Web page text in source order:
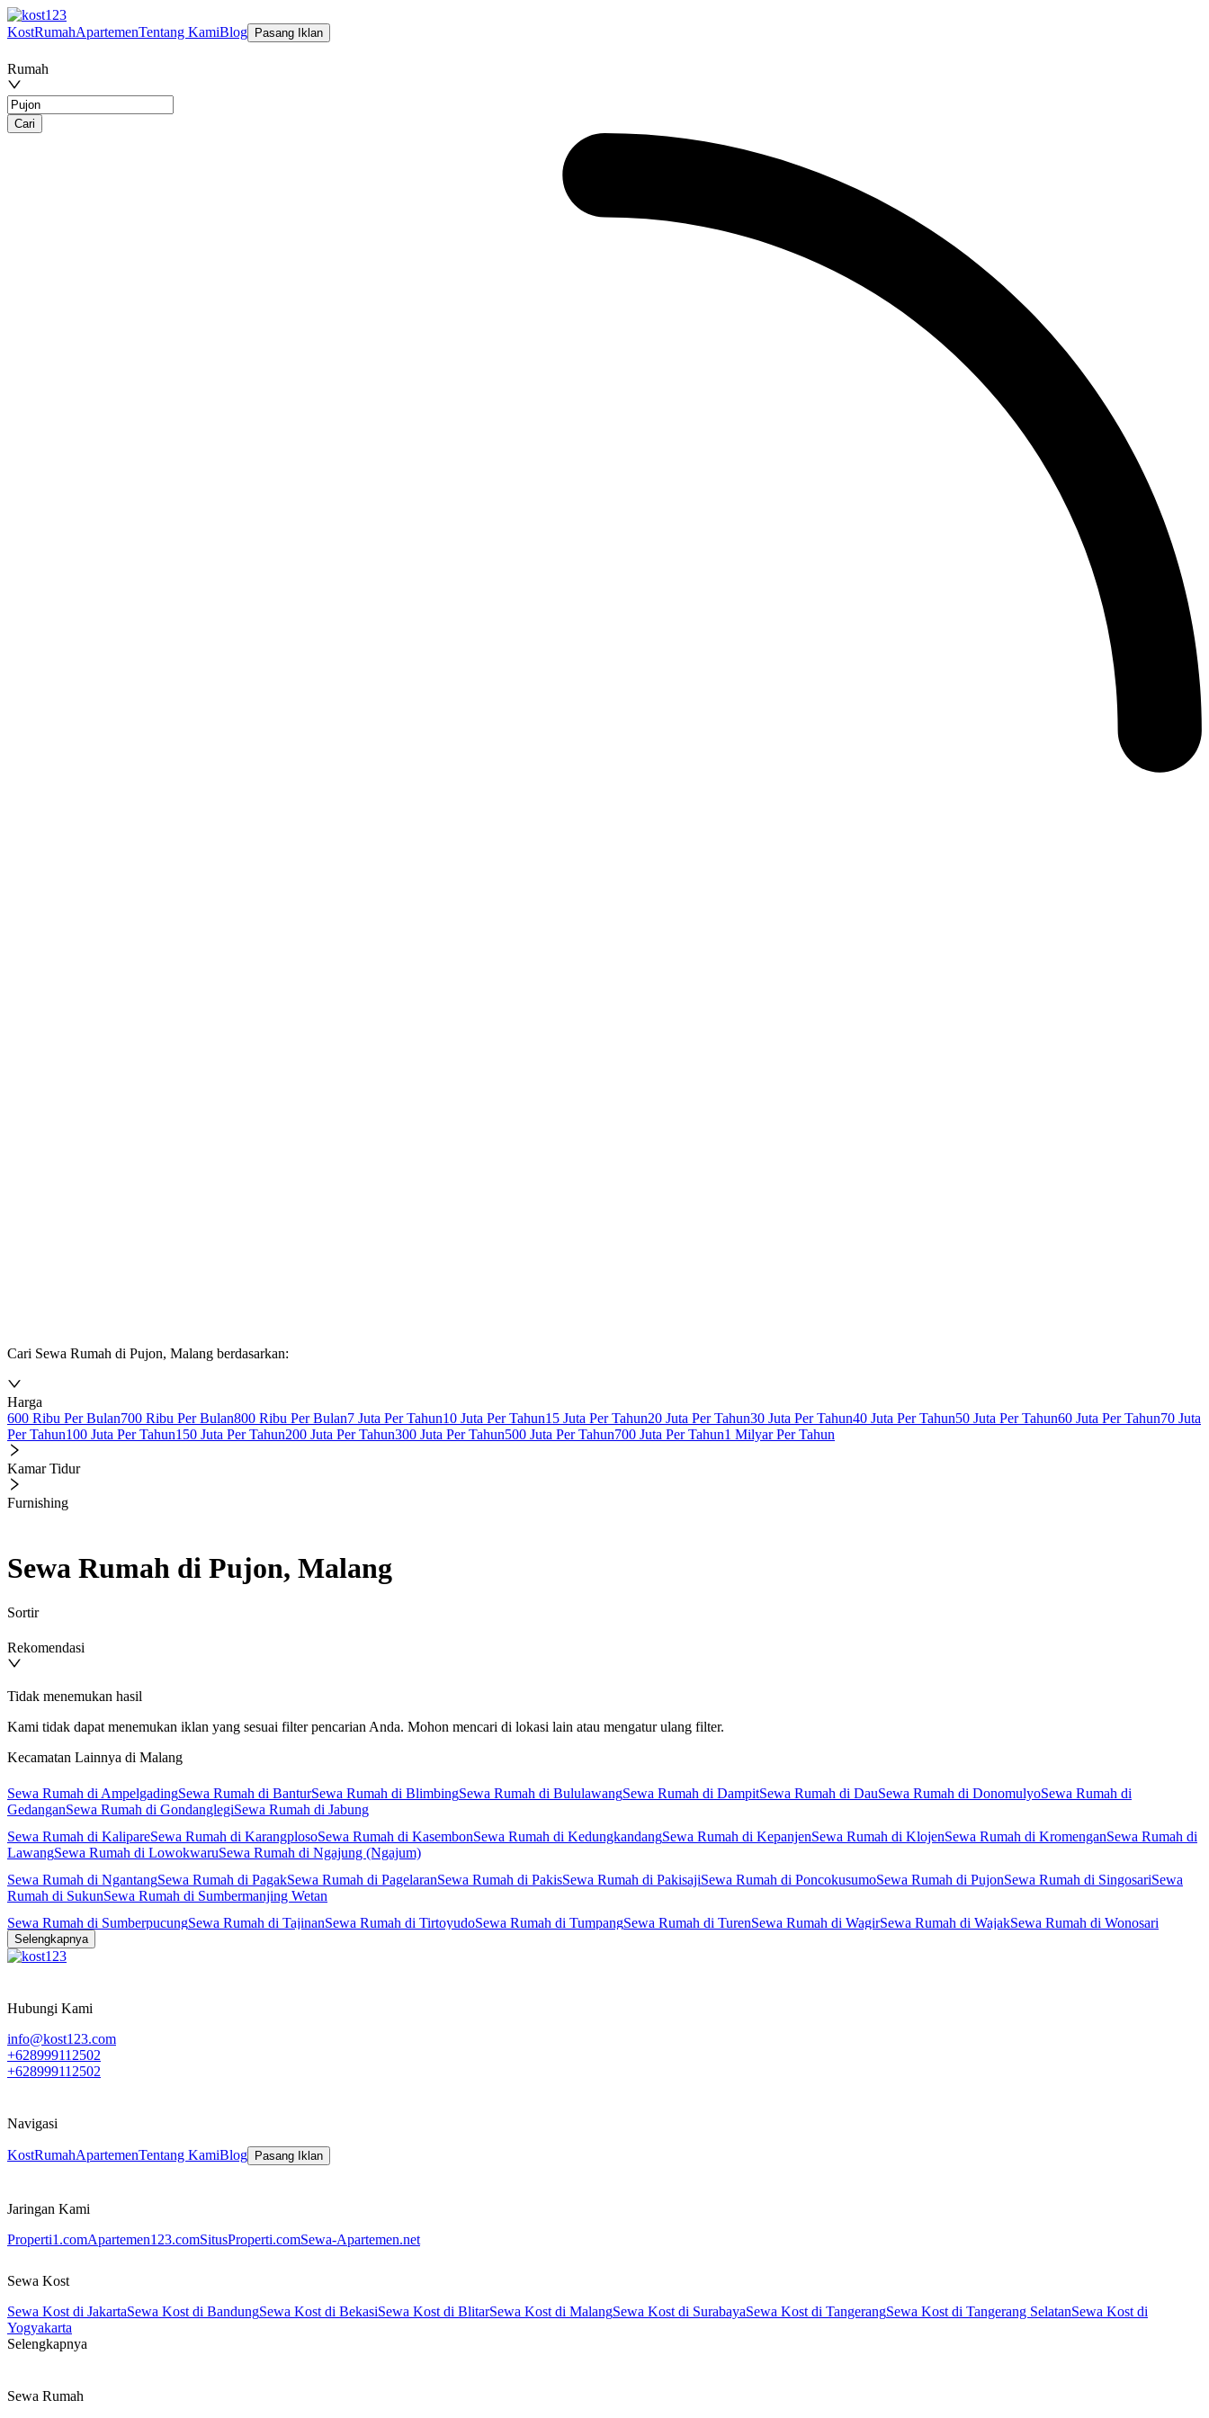
KostRumahApartemenTentang KamiBlog Pasang Iklan
Rumah
Cari
Cari Sewa Rumah di Pujon, Malang berdasarkan:
Harga
600 Ribu Per Bulan700 Ribu Per Bulan800 Ribu Per Bulan7 Juta Per Tahun10 Juta Per Tahun15 Juta Per Tahun20 Juta Per Tahun30 Juta Per Tahun40 Juta Per Tahun50 Juta Per Tahun60 Juta Per Tahun70 Juta
Per Tahun100 Juta Per Tahun150 Juta Per Tahun200 Juta Per Tahun300 Juta Per Tahun500 Juta Per Tahun700 Juta Per Tahun1 Milyar Per Tahun
Kamar Tidur
Furnishing
Sewa Rumah di Pujon, Malang
Sortir
Rekomendasi
Tidak menemukan hasil
Kami tidak dapat menemukan iklan yang sesuai filter pencarian Anda. Mohon mencari di lokasi lain atau mengatur ulang filter.
Kecamatan Lainnya di Malang
Sewa Rumah di AmpelgadingSewa Rumah di BanturSewa Rumah di BlimbingSewa Rumah di BululawangSewa Rumah di DampitSewa Rumah di DauSewa Rumah di DonomulyoSewa Rumah di
GedanganSewa Rumah di GondanglegiSewa Rumah di Jabung
Sewa Rumah di KalipareSewa Rumah di KarangplosoSewa Rumah di KasembonSewa Rumah di KedungkandangSewa Rumah di KepanjenSewa Rumah di KlojenSewa Rumah di KromenganSewa Rumah di
LawangSewa Rumah di LowokwaruSewa Rumah di Ngajung (Ngajum)
Sewa Rumah di NgantangSewa Rumah di PagakSewa Rumah di PagelaranSewa Rumah di PakisSewa Rumah di PakisajiSewa Rumah di PoncokusumoSewa Rumah di PujonSewa Rumah di SingosariSewa
Rumah di SukunSewa Rumah di Sumbermanjing Wetan
Sewa Rumah di SumberpucungSewa Rumah di TajinanSewa Rumah di TirtoyudoSewa Rumah di TumpangSewa Rumah di TurenSewa Rumah di WagirSewa Rumah di WajakSewa Rumah di Wonosari
Selengkapnya
Hubungi Kami
info@kost123.com
+628999112502
+628999112502
Navigasi
KostRumahApartemenTentang KamiBlog Pasang Iklan
Jaringan Kami
Properti1.comApartemen123.comSitusProperti.comSewa-Apartemen.net
Sewa Kost
Sewa Kost di JakartaSewa Kost di BandungSewa Kost di BekasiSewa Kost di BlitarSewa Kost di MalangSewa Kost di SurabayaSewa Kost di TangerangSewa Kost di Tangerang SelatanSewa Kost di
Yogyakarta
Selengkapnya
Sewa Rumah